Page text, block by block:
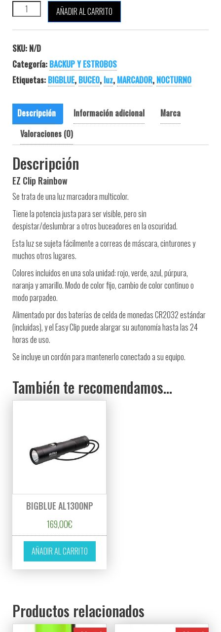
BIGBLUE MARCADOR DE POSICIÓN cantidad
AÑADIR AL CARRITO
SKU: N/D
Categoría: BACKUP Y ESTROBOS
Etiquetas: BIGBLUE, BUCEO, luz, MARCADOR, NOCTURNO
Descripción Información adicional
Marca
Valoraciones (0)
Descripción
EZ Clip Rainbow
Se trata de una luz marcadora multicolor.
Tiene la potencia justa para ser visible, pero sin
despistar/deslumbrar a otros buceadores en la oscuridad.
Esta luz se sujeta fácilmente a correas de máscara, cinturones y
muchos otros lugares.
Colores incluidos en una sola unidad: rojo, verde, azul, púrpura,
naranja y amarillo. Modo de color fijo, cambio de color continuo o
modo parpadeo.
Alimentado por dos baterías de celda de monedas CR2032 estándar
(incluidas), y el Easy Clip puede alargar su autonomía hasta las 24
horas de uso.
Se incluye un cordón para mantenerlo conectado a su equipo.
También te recomendamos…
BIGBLUE AL1300NP
169,00€
AÑADIR AL CARRITO
Productos relacionados